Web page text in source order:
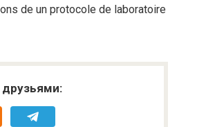
de un protocole de laboratoire
друзьями: